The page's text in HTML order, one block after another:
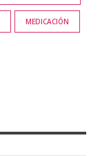
MEDICACIÓN